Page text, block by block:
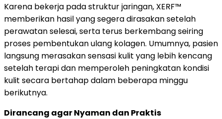
Karena bekerja pada struktur jaringan, XERF™
memberikan hasil yang segera dirasakan setelah
perawatan selesai, serta terus berkembang seiring
proses pembentukan ulang kolagen. Umumnya, pasien
langsung merasakan sensasi kulit yang lebih kencang
setelah terapi dan memperoleh peningkatan kondisi
kulit secara bertahap dalam beberapa minggu
berikutnya.
Dirancang agar Nyaman dan Praktis